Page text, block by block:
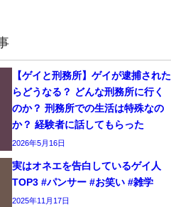
【ゲイと刑務所】ゲイが逮捕された
らどうなる？ どんな刑務所に行く
のか？ 刑務所での生活は特殊なの
か？ 経験者に話してもらった
2026年5月16日
実はオネエを告白しているゲイ人
TOP3 #パンサー #お笑い #雑学
2025年11月17日